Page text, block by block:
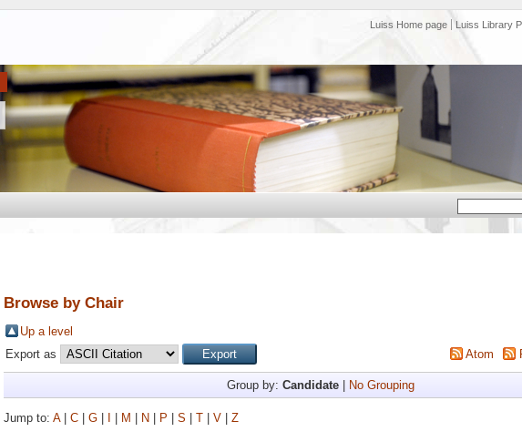
Luiss Home page Luiss Library
Browse by Chair
Up a level
Export as
Atom
Group by: Candidate| No Grouping
Jump to: A| C G M N P S T V Z